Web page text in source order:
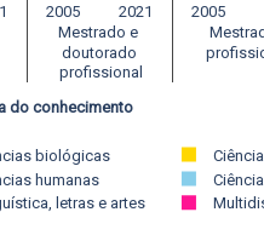
2005 2021 2005
Mestrado e
doutorado
profissional
biológicas
humanas
letras e artes
do conhecimento